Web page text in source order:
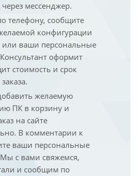
мессенджер.
телефону, сообщите
конфигурации
или ваши персональные
оформит
стоимость и срок
желаемую
ПК в корзину и
на сайте
В комментарии к
ваши персональные
с вами свяжемся,
и сообщим по